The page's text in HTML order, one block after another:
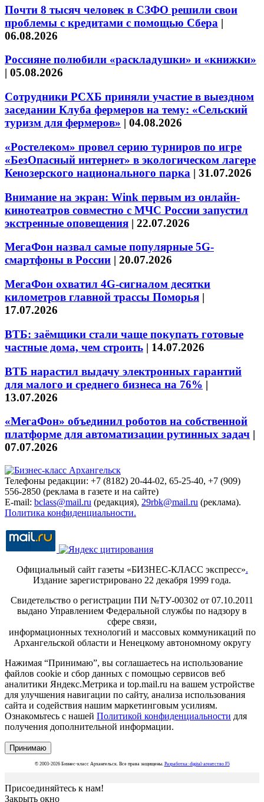
Почти 8 тысяч человек в СЗФО решили свои
проблемы с кредитами с помощью Сбера |
06.08.2026
Россияне полюбили «раскладушки» и «книжки»
| 05.08.2026
Сотрудники РСХБ приняли участие в выездном
заседании Клуба фермеров на тему: «Сельский
туризм для фермеров» | 04.08.2026
«Ростелеком» провел серию турниров по игре
«БезОпасный интернет» в экологическом лагере
Кенозерского национального парка | 31.07.2026
Внимание на экран: Wink первым из онлайн-
кинотеатров совместно с МЧС России запустил
экстренные оповещения | 22.07.2026
МегаФон назвал самые популярные 5G-
смартфоны в России | 20.07.2026
МегаФон охватил 4G-сигналом десятки
километров главной трассы Поморья |
17.07.2026
ВТБ: заёмщики стали чаще покупать готовые
частные дома, чем строить | 14.07.2026
ВТБ нарастил выдачу электронных гарантий
для малого и среднего бизнеса на 76% |
13.07.2026
«МегаФон» объединил роботов на собственной
платформе для автоматизации рутинных задач |
07.07.2026
Телефоны редакции: +7 (8182) 20-44-02, 65-25-40, +7 (909)
556-2850 (реклама в газете и на сайте)
E-mail: bclass@mail.ru (редакция), 29rbk@mail.ru (реклама).
Политика конфиденциальности.
Официальный сайт газеты «БИЗНЕС-КЛАСС экспресс».
Издание зарегистрировано 22 декабря 1999 года.
Свидетельство о регистрации ПИ №ТУ-00302 от 07.10.2011
выдано Управлением Федеральной службы по надзору в
сфере связи,
информационных технологий и массовых коммуникаций по
Архангельской области и Ненецкому автономному округу
Нажимая “Принимаю”, вы соглашаетесь на использование
файлов cookie и сбор данных с помощью сервисов веб
аналитики Яндекс.Метрика и top.mail.ru на вашем устройстве
для улучшения навигации по сайту, анализа использования
сайта и содействия нашим маркетинговым усилиям.
Ознакомьтесь с нашей Политикой конфиденциальности для
получения дополнительной информации.
Принимаю
© 2003-2026 Бизнес-класс Архангельск. Все права защищены. Разработка: digital-агентство F5
Присоединяйтесь к нам!
Закрыть окно